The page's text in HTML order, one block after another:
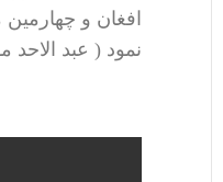
افغان و
نمود ( عبد